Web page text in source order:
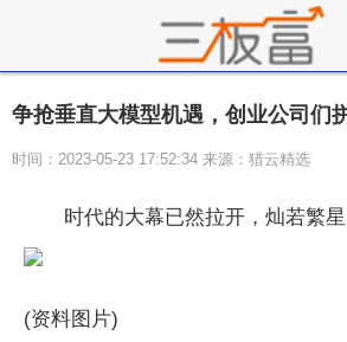
争抢垂直大模型机遇，创业公司们
时间：2023-05-23 17:52:34 来源：猎云精选
时代的大幕已然拉开，灿若繁星
(资料图片)